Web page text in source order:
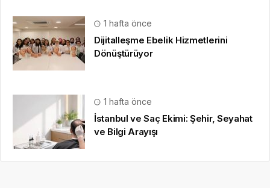
1 hafta önce
Dijitalleşme Ebelik Hizmetlerini
Dönüştürüyor
1 hafta önce
İstanbul ve Saç Ekimi: Şehir, Seyahat
ve Bilgi Arayışı